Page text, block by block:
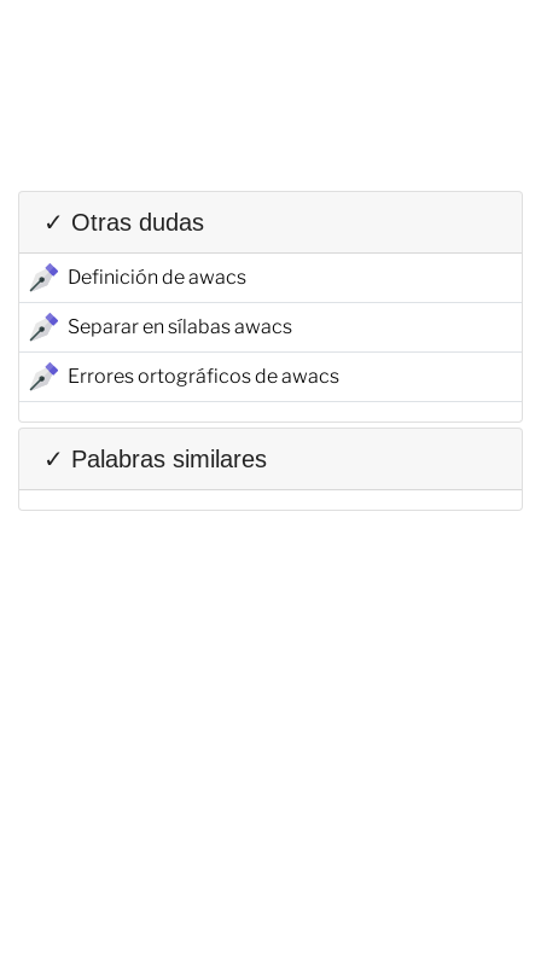
✓ Otras dudas
Definición de awacs
Separar en sílabas awacs
Errores ortográficos de awacs
✓ Palabras similares